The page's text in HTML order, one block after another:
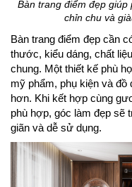
Bàn trang điểm đẹp giúp
chỉn chu và
Bàn trang điểm đẹp cần
thước, kiểu dáng, chất
chung. Một thiết kế phù
mỹ phẩm, phụ kiện và đồ
hơn. Khi kết hợp cùng
phù hợp, góc làm đẹp sẽ
giãn và dễ sử dụng.